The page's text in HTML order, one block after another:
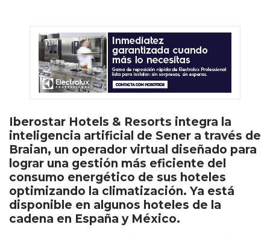
Iberostar Hotels & Resorts integra la
inteligencia artificial de Sener a través de
Braian, un operador virtual diseñado para
lograr una gestión más eficiente del
consumo energético de sus hoteles
optimizando la climatización. Ya está
disponible en algunos hoteles de la
cadena en España y México.